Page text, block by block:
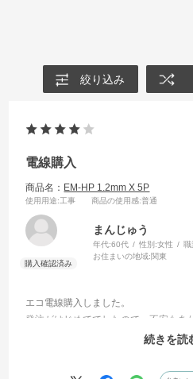
絞り込み
電線購入
商品名： EM-HP 1.2mm X 5P
使用用途:工事 商品の使用感:普通
まんじゅう
年代:60代 性別:女性 職
お住まいの地域:関東
エコ電線購入しました。
発注がはじめてでしたので、不安もあ
が届き、発送予定を連絡頂き、安心し
続きを読